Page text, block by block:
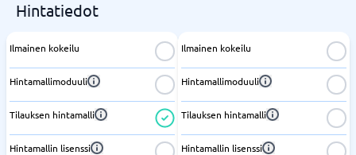
Hintatiedot
Ilmainen kokeilu
Hintamallimoduuli
Tilauksen hintamalli
Hintamallin lisenssi
Ilmainen kokeilu
Hintamallimoduuli
Tilauksen hintamalli
Hintamallin lisenssi